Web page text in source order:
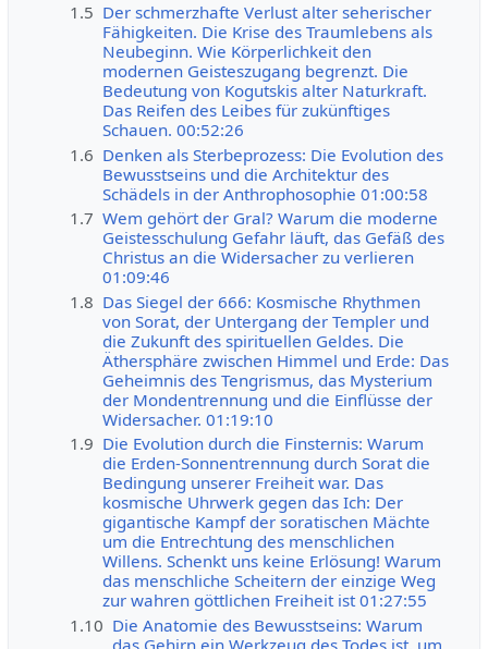
1.5 Der schmerzhafte Verlust alter seherischer
Fähigkeiten. Die Krise des Traumlebens als
Neubeginn. Wie Körperlichkeit den
modernen Geisteszugang begrenzt. Die
Bedeutung von Kogutskis alter Naturkraft.
Das Reifen des Leibes für zukünftiges
Schauen. 00:52:26
1.6 Denken als Sterbeprozess: Die Evolution des
Bewusstseins und die Architektur des
Schädels in der Anthrophosophie 01:00:58
1.7 Wem gehört der Gral? Warum die moderne
Geistesschulung Gefahr läuft, das Gefäß des
Christus an die Widersacher zu verlieren
01:09:46
1.8 Das Siegel der 666: Kosmische Rhythmen
von Sorat, der Untergang der Templer und
die Zukunft des spirituellen Geldes. Die
Äthersphäre zwischen Himmel und Erde: Das
Geheimnis des Tengrismus, das Mysterium
der Mondentrennung und die Einflüsse der
Widersacher. 01:19:10
1.9 Die Evolution durch die Finsternis: Warum
die Erden-Sonnentrennung durch Sorat die
Bedingung unserer Freiheit war. Das
kosmische Uhrwerk gegen das Ich: Der
gigantische Kampf der soratischen Mächte
um die Entrechtung des menschlichen
Willens. Schenkt uns keine Erlösung! Warum
das menschliche Scheitern der einzige Weg
zur wahren göttlichen Freiheit ist 01:27:55
1.10 Die Anatomie des Bewusstseins: Warum
das Gehirn ein Werkzeug des Todes ist, um